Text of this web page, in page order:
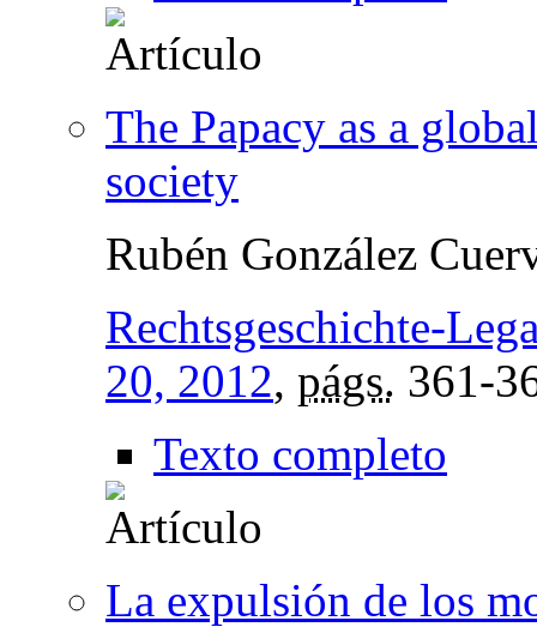
The Papacy as a
society
Rubén González
Rechtsgeschichte-
20, 2012, págs. 361-
Texto completo
La expulsión de los